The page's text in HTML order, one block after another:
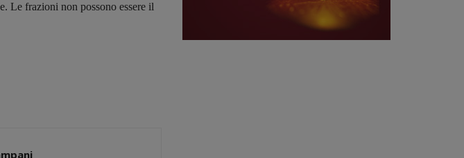
Le frazioni non possono essere il